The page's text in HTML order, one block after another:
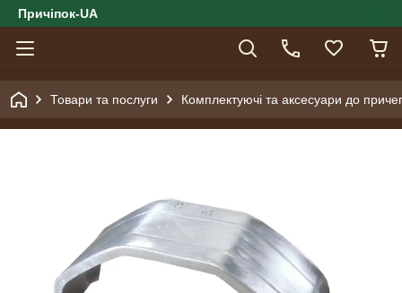
Причіпок-UA
Товари та послуги Комплектуючі та аксесуари до